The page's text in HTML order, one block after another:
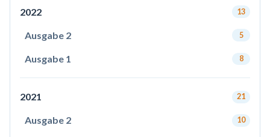
2022 13
Ausgabe 2 5
Ausgabe 1 8
2021 21
Ausgabe 2 10